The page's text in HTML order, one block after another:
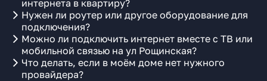
интернета в квартиру?
Нужен ли роутер или другое оборудование для
подключения?
Можно ли подключить интернет вместе с ТВ или
мобильной связью на ул Рощинская?
Что делать, если в моём доме нет нужного
провайдера?